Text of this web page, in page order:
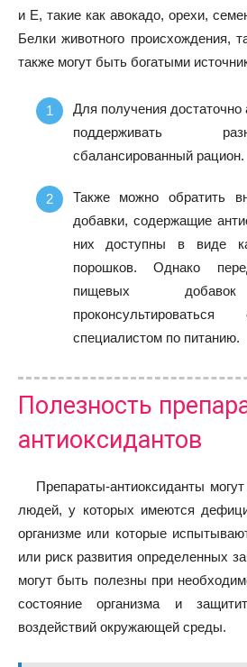
и E, такие как авокадо, орехи,
Белки животного происхождения,
также могут быть богатыми
Для получения достаточно
поддерживать
сбалансированный рацион.
Также можно обратить
добавки, содержащие
них доступны в виде
порошков. Однако
пищевых добавок
специалистом по питанию.
Полезность
антиоксидантов
Препараты-антиоксиданты
людей, у которых имеются
организме или которые
или риск развития определенных
могут быть полезны при
состояние организма и
воздействий окружающей среды.